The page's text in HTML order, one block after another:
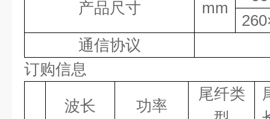
产品尺寸 mm
260
通信协议
订购信息
波长 功率
尾纤类